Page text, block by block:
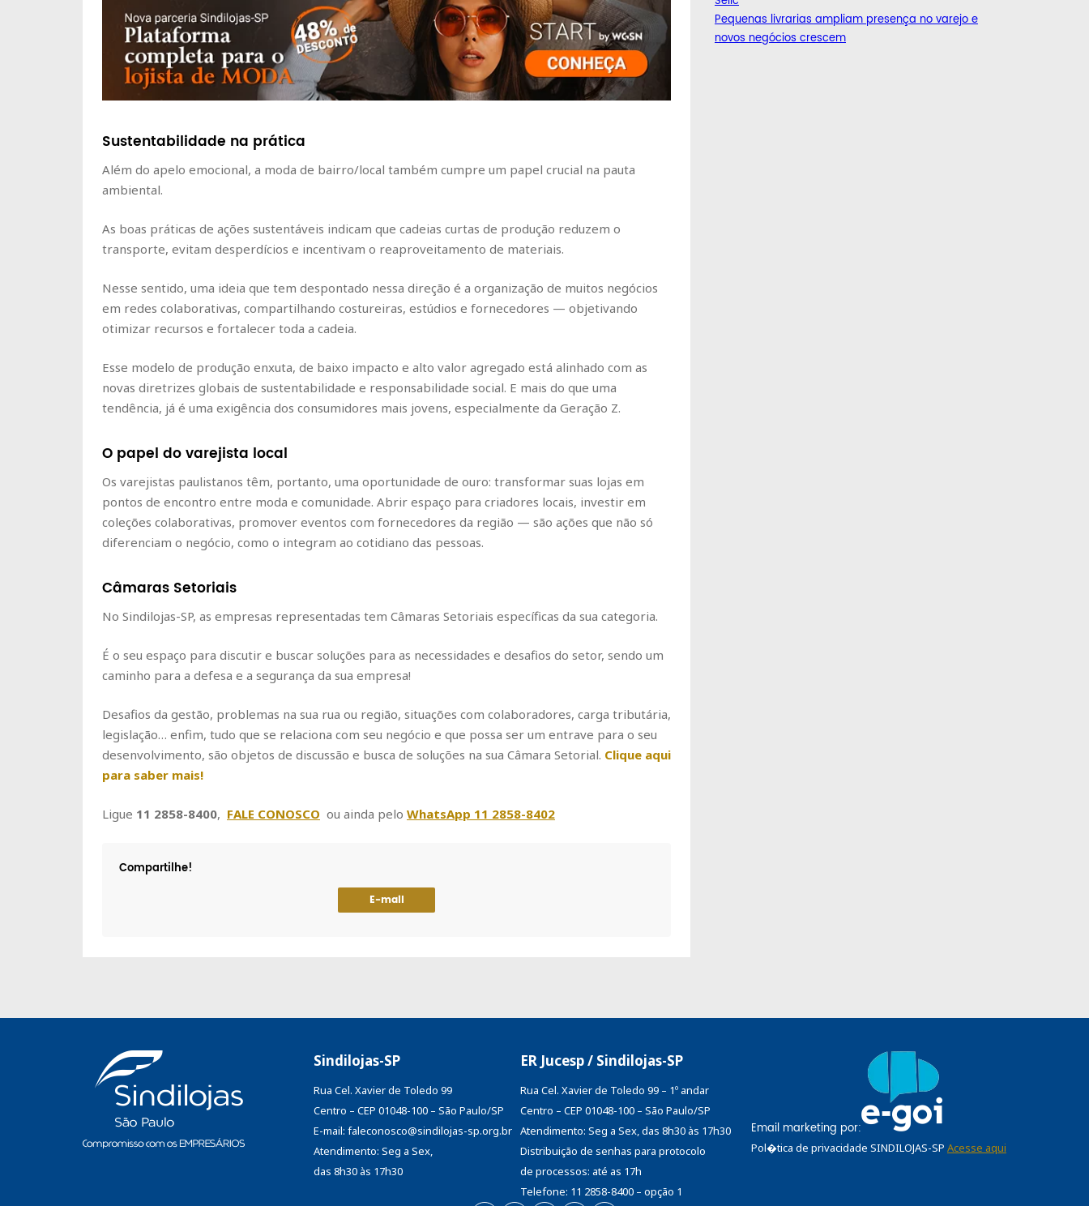
Sustentabilidade na prática
Além do apelo emocional, a moda de bairro/local também cumpre um papel crucial na pauta
ambiental.
As boas práticas de ações sustentáveis indicam que cadeias curtas de produção reduzem o
transporte, evitam desperdícios e incentivam o reaproveitamento de materiais.
Nesse sentido, uma ideia que tem despontado nessa direção é a organização de muitos negócios
em redes colaborativas, compartilhando costureiras, estúdios e fornecedores — objetivando
otimizar recursos e fortalecer toda a cadeia.
Esse modelo de produção enxuta, de baixo impacto e alto valor agregado está alinhado com as
novas diretrizes globais de sustentabilidade e responsabilidade social. E mais do que uma
tendência, já é uma exigência dos consumidores mais jovens, especialmente da Geração Z.
O papel do varejista local
Os varejistas paulistanos têm, portanto, uma oportunidade de ouro: transformar suas lojas em
pontos de encontro entre moda e comunidade. Abrir espaço para criadores locais, investir em
coleções colaborativas, promover eventos com fornecedores da região — são ações que não só
diferenciam o negócio, como o integram ao cotidiano das pessoas.
Câmaras Setoriais
No Sindilojas-SP, as empresas representadas tem Câmaras Setoriais específicas da sua categoria.
É o seu espaço para discutir e buscar soluções para as necessidades e desafios do setor, sendo um
caminho para a defesa e a segurança da sua empresa!
Desafios da gestão, problemas na sua rua ou região, situações com colaboradores, carga tributária,
legislação… enfim, tudo que se relaciona com seu negócio e que possa ser um entrave para o seu
desenvolvimento, são objetos de discussão e busca de soluções na sua Câmara Setorial. Clique aqui
para saber mais!
Ligue 11 2858-8400, FALE CONOSCO ou ainda pelo WhatsApp 11 2858-8402
Compartilhe!
E-mail
Pequenas livrarias ampliam presença no varejo e
novos negócios crescem
Sindilojas-SP
Rua Cel. Xavier de Toledo 99
Centro – CEP 01048-100 – São Paulo/SP
E-mail: faleconosco@sindilojas-sp.org.br
Atendimento: Seg a Sex,
das 8h30 às 17h30
ER Jucesp / Sindilojas-SP
Rua Cel. Xavier de Toledo 99 – 1º andar
Centro – CEP 01048-100 – São Paulo/SP
Atendimento: Seg a Sex, das 8h30 às 17h30
Distribuição de senhas para protocolo
de processos: até as 17h
Telefone: 11 2858-8400 – opção 1
Email marketing por:
Pol�tica de privacidade SINDILOJAS-SP Acesse aqui